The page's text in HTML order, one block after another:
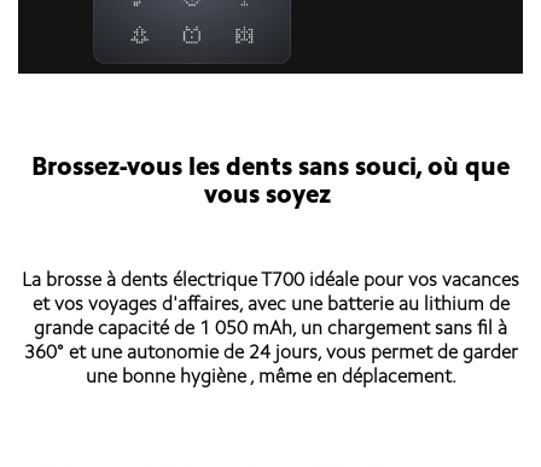
Brossez-vous les dents sans souci, où que
vous soyez
La brosse à dents électrique T700 idéale pour vos vacances
et vos voyages d'affaires, avec une batterie au lithium de
grande capacité de 1 050 mAh, un chargement sans fil à
360° et une autonomie de 24 jours, vous permet de garder
une bonne hygiène , même en déplacement.